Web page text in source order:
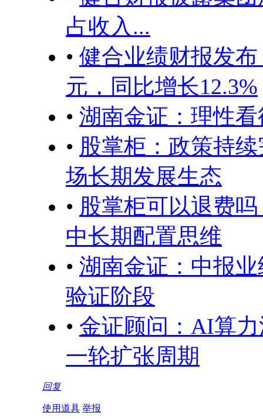
占收入...
• 健合业绩财报发布
元，同比增长12.3%
• 湖南金证：理性
• 股掌柜：政策持
场长期发展生态
• 股掌柜可以退费
中长期配置思维
• 湖南金证：中报
验证阶段
• 金证顾问：AI算
一轮扩张周期
回复
使用道具 举报